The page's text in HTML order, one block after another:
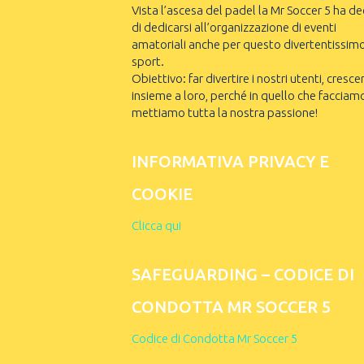
Vista l’ascesa del padel la Mr Soccer 5 ha
di dedicarsi all’organizzazione di eventi
amatoriali anche per questo
sport.
Obiettivo: far divertire i nostri utenti,
insieme a loro, perché in quello che
mettiamo tutta la nostra passione!
INFORMATIVA PRIVACY E
COOKIE
Clicca qui
SAFEGUARDING – CODICE DI
CONDOTTA MR SOCCER 5
Codice di Condotta Mr Soccer 5